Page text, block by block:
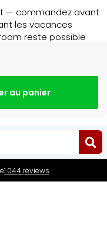
— commandez avant
les vacances
reste possible
1.044 reviews
au panier